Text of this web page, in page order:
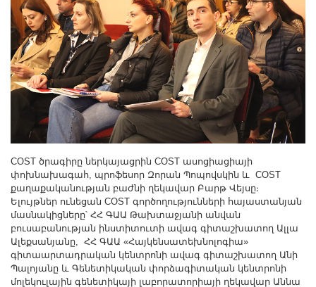
COST ծրագիրը ներկայացրին COST ասոցիացիայի
փոխնախագահ, պրոֆեսոր Զորան Պոպովսկին և COST
քաղաքականության բաժնի ղեկավար Բարթ Վեյսը։
Ելույթներ ունեցան COST գործողությունների հայաստանյան
մասնակիցները՝ ՀՀ ԳԱԱ Թախտաջյանի անվան
բուսաբանության ինստիտուտի ավագ գիտաշխատող Ալլա
Ալեքսանյանը, ՀՀ ԳԱԱ «Հայկենսատեխնոլոգիա»
գիտաարտադրական կենտրոնի ավագ գիտաշխատող Անի
Պալոյանը և Գենետիկական փորձագիտական կենտրոնի
մոլեկուլային գենետիկայի լաբորատորիայի ղեկավար Աննա